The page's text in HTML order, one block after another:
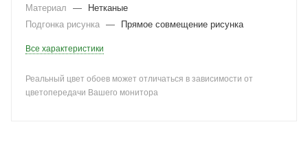
Материал
—
Нетканые
Подгонка рисунка — Прямое совмещение рисунка
Все характеристики
Реальный цвет обоев может отличаться в зависимости от
цветопередачи Вашего монитора